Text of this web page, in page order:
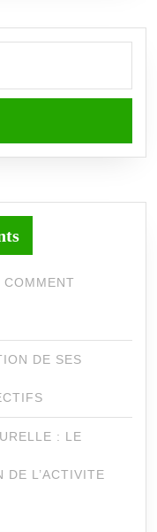
DE SES
: LE
DE L’ACTIVITE